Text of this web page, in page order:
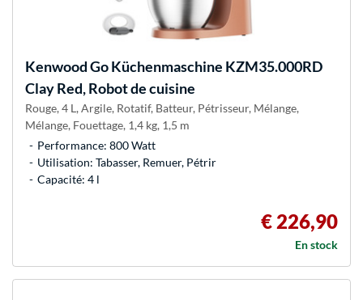
KenwoodGo Küchenmaschine KZM35.000RD
Clay Red, Robot de cuisine
Rouge, 4 L, Argile, Rotatif, Batteur, Pétrisseur, Mélange,
Mélange, Fouettage, 1,4 kg, 1,5 m
Performance: 800 Watt
Utilisation: Tabasser, Remuer, Pétrir
Capacité: 4 l
€ 226,90
En stock